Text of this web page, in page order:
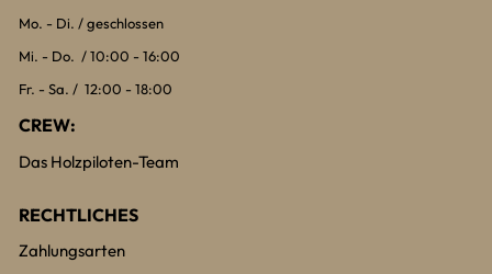
Mo. - Di. / geschlossen
Mi. - Do. / 10:00 - 16:00
Fr. - Sa. / 12:00 - 18:00
CREW:
Das Holzpiloten-Team
RECHTLICHES
Zahlungsarten